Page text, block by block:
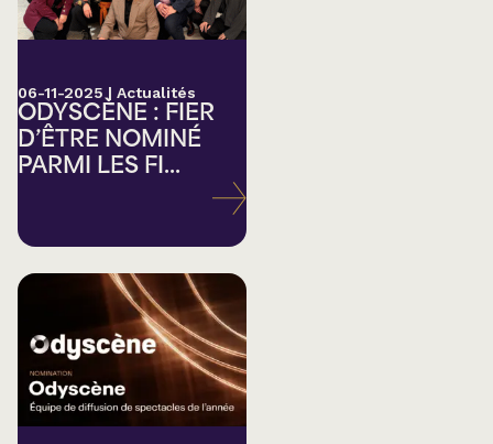
06-11-2025 | Actualités
ODYSCÈNE : FIER
D’ÊTRE NOMINÉ
PARMI LES FI...